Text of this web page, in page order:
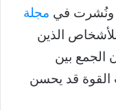
ونُشرت في مجلة
الذين
فإن الجمع بين
القوة قد يحسن